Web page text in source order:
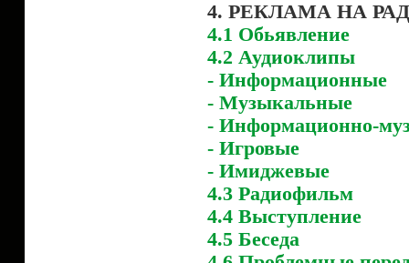
4. РЕКЛАМА НА
4.1 Обьявление
4.2 Аудиоклипы
- Информационные
- Музыкальные
- Информационно-
- Игровые
- Имиджевые
4.3 Радиофильм
4.4 Выступление
4.5 Беседа